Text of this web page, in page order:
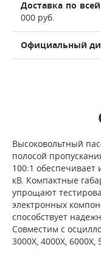
Доставка по
000 руб.
Официальный
Высоковольтный
полосой
100:1
кВ. Компактные
упрощают
электронных
способствует
Совместим с
3000X, 4000X,